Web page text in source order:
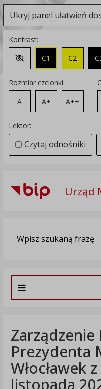
Ukryj panel ułatwień
Kontrast:
Zmień kontrast na
C1 C2
Rozmiar czcionki:
A
A+ A++
Lektor:
Czytaj odnośniki
Urząd
Prezydenta
Włocławek
listopada